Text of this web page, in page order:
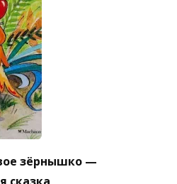
зёрнышко —
сказка